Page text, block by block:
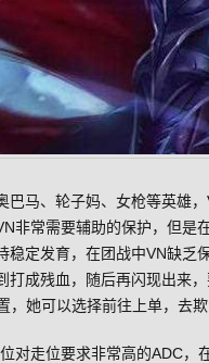
巴马、轮子妈、女枪等英雄
非常需要辅助的保护，但是
稳定发育，在团战中VN缺乏
打成残血，随后再闪现出来
，她可以选择前往上单，去
对走位要求非常高的ADC，